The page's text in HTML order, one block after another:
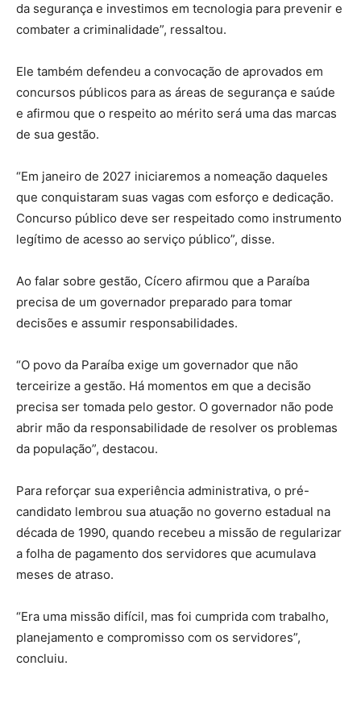
da segurança e investimos em tecnologia para prevenir e
combater a criminalidade”, ressaltou.
Ele também defendeu a convocação de aprovados em
concursos públicos para as áreas de segurança e saúde
e afirmou que o respeito ao mérito será uma das marcas
de sua gestão.
“Em janeiro de 2027 iniciaremos a nomeação daqueles
que conquistaram suas vagas com esforço e dedicação.
Concurso público deve ser respeitado como instrumento
legítimo de acesso ao serviço público”, disse.
Ao falar sobre gestão, Cícero afirmou que a Paraíba
precisa de um governador preparado para tomar
decisões e assumir responsabilidades.
“O povo da Paraíba exige um governador que não
terceirize a gestão. Há momentos em que a decisão
precisa ser tomada pelo gestor. O governador não pode
abrir mão da responsabilidade de resolver os problemas
da população”, destacou.
Para reforçar sua experiência administrativa, o pré-
candidato lembrou sua atuação no governo estadual na
década de 1990, quando recebeu a missão de regularizar
a folha de pagamento dos servidores que acumulava
meses de atraso.
“Era uma missão difícil, mas foi cumprida com trabalho,
planejamento e compromisso com os servidores”,
concluiu.